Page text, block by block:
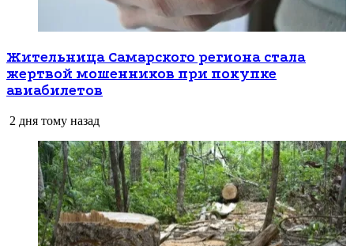
Жительница Самарского региона стала
жертвой мошенников при покупке
авиабилетов
2 дня тому назад